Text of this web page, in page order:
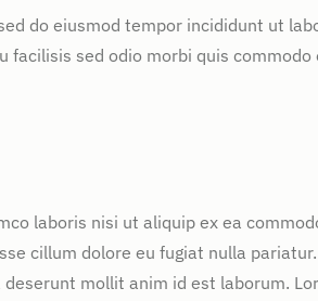
do eiusmod tempor incididunt ut
sed odio morbi quis commodo
laboris nisi ut aliquip ex ea
cillum dolore eu fugiat nulla
mollit anim id est laborum.